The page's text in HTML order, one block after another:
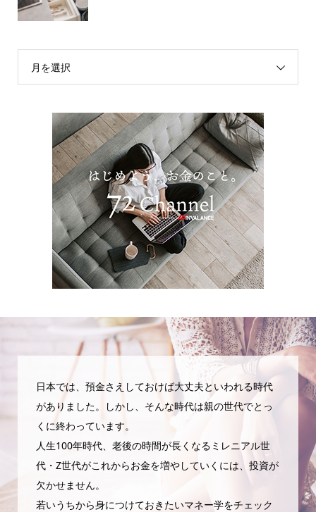
月を選択
日本では、預金さえしておけば大丈夫といわれる時代
がありました。しかし、そんな時代は親の世代でとっ
くに終わっています。
人生100年時代、老後の時間が長くなるミレニアル世
代・Z世代がこれからお金を増やしていくには、投資が
欠かせません。
若いうちから身につけておきたいマネー学をチェック